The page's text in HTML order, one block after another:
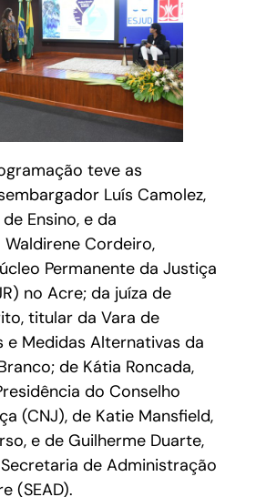
teve as
Luís Camolez,
Ensino, e da
Cordeiro,
Permanente da Justiça
no Acre; da juíza de
titular da Vara de
e Medidas Alternativas da
de Kátia Roncada,
do Conselho
(CNJ), de Katie Mansfield,
e de Guilherme Duarte,
de Administração
(SEAD).